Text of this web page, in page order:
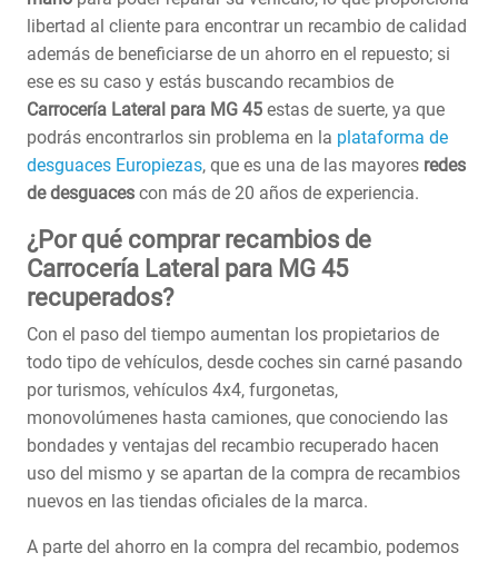
libertad al cliente para encontrar un recambio de calidad
además de beneficiarse de un ahorro en el repuesto; si
ese es su caso y estás buscando recambios de
Carrocería Lateral para MG 45 estas de suerte, ya que
podrás encontrarlos sin problema en la plataforma de
desguaces Europiezas, que es una de las mayores redes
de desguaces con más de 20 años de experiencia.
¿Por qué comprar recambios de
Carrocería Lateral para MG 45
recuperados?
Con el paso del tiempo aumentan los propietarios de
todo tipo de vehículos, desde coches sin carné pasando
por turismos, vehículos 4x4, furgonetas,
monovolúmenes hasta camiones, que conociendo las
bondades y ventajas del recambio recuperado hacen
uso del mismo y se apartan de la compra de recambios
nuevos en las tiendas oficiales de la marca.
A parte del ahorro en la compra del recambio, podemos